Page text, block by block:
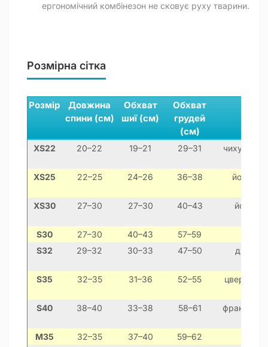
ергономічний комбінезон не сковує руху тварини.
Розмірна сітка
Розмір
Довжина
спини (см)
Обхват
шиї (см)
Обхват
грудей
(см)
XS22 20–22 19–21 29–31 чихуахуа,
XS25 22–25 24–26 36–38
XS30 27–30 27–30 40–43
S30 27–30 40–43 57–59
S32
29–32 30–33 47–50 джек-
S35 32–35 31–36 52–55
S40 38–40 33–38 58–61
M35 32–35 37–40 59–62